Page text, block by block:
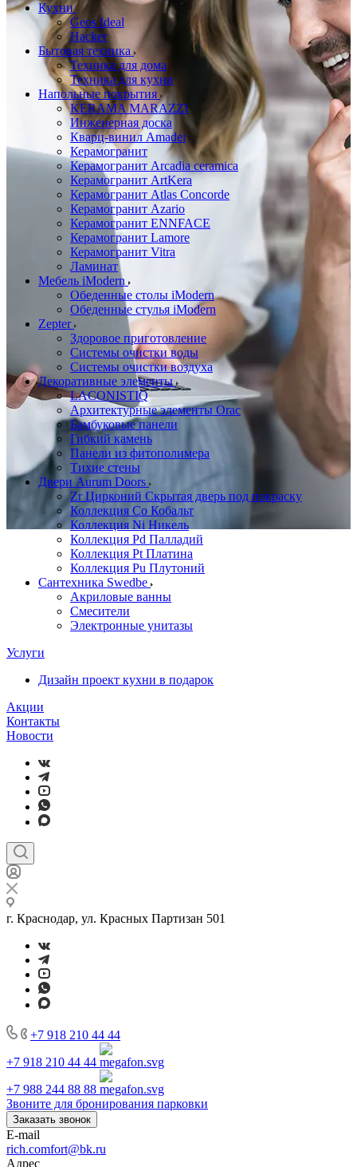
Кухни
Geos Ideal
Hacker
Бытовая техника
Техника для дома
Техника для кухни
Напольные покрытия
KERAMA MARAZZI
Инженерная доска
Кварц-винил Amadei
Керамогранит
Керамогранит Arcadia ceramica
Керамогранит ArtKera
Керамогранит Atlas Concorde
Керамогранит Azario
Керамогранит ENNFACE
Керамогранит Lamore
Керамогранит Vitra
Ламинат
Мебель iModern
Обеденные столы iModern
Обеденные стулья iModern
Zepter
Здоровое приготовление
Системы очистки воды
Системы очистки воздуха
Декоративные элементы
LACONISTIQ
Архитектурные элементы Orac
Бамбуковые панели
Гибкий камень
Панели из фитополимера
Тихие стены
Двери Aurum Doors
Zr Цирконий Скрытая дверь под покраску
Коллекция Co Кобальт
Коллекция Ni Никель
Коллекция Pd Палладий
Коллекция Pt Платина
Коллекция Pu Плутоний
Сантехника Swedbe
Акриловые ванны
Смесители
Электронные унитазы
Услуги
Дизайн проект кухни в подарок
Акции
Контакты
Новости
г. Краснодар, ул. Красных Партизан 501
+7 918 210 44 44
+7 918 210 44 44
+7 988 244 88 88
Звоните для бронирования парковки
Заказать звонок
E-mail
rich.comfort@bk.ru
Адрес